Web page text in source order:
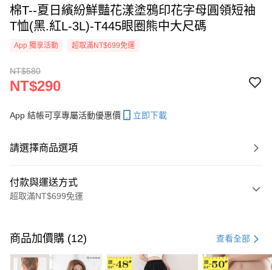
棉T--夏日繽紛鮮豔花漾塗鴉印花字母圓領短袖
T恤(黑.紅L-3L)-T445眼圈熊中大尺碼
App 獨享活動 超取滿NT$699免運
NT$580
NT$290
App 結帳可享專屬活動優惠價 立即下載
請選擇商品選項
付款與運送方式
超取滿NT$699免運
信用卡一次付款
超商取貨付款
商品加價購 (12) 查看全部